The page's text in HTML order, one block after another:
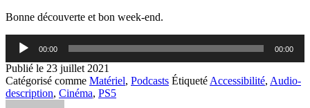
Bonne découverte et bon week-end.
Lecteur
audio
00:00 00:00
Publié le 23 juillet 2021
Catégorisé comme Matériel, Podcasts Étiqueté Accessibilité, Audio-
description, Cinéma, PS5